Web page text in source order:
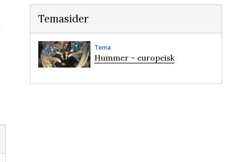
Temasider
Tema
Hummer – europeisk